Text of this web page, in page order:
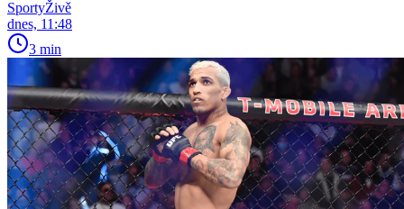
SportyŽivě
dnes, 11:48
3 min